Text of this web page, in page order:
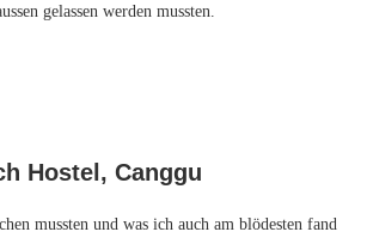
gelassen werden mussten.
Hostel, Canggu
mussten und was ich auch am blödesten fand